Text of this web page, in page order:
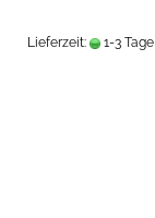
Lieferzeit: 1-3 Tage